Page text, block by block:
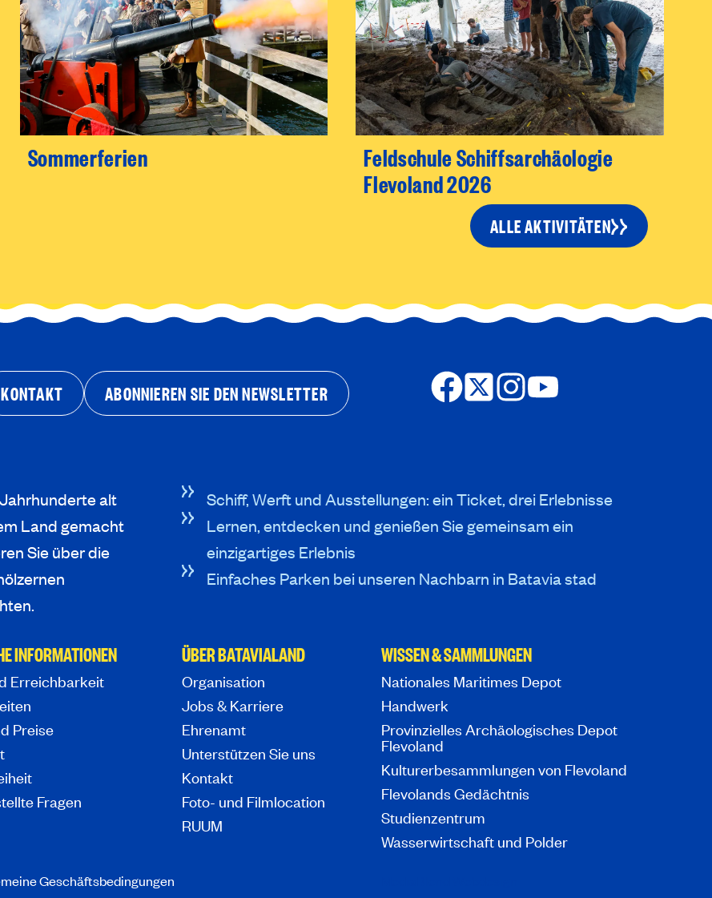
Sommerferien
Feldschule Schiffsarchäologie
Flevoland 2026
ALLE AKTIVITÄTEN
KONTAKT ABONNIEREN SIE DEN NEWSLETTER
alt
Land gemacht
Sie über die
Schiff, Werft und Ausstellungen: ein Ticket, drei Erlebnisse
Lernen, entdecken und genießen Sie gemeinsam ein
einzigartiges Erlebnis
Einfaches Parken bei unseren Nachbarn in Batavia stad
INFORMATIONEN
Erreichbarkeit
Preise
Fragen
ÜBER BATAVIALAND
Organisation
Jobs & Karriere
Ehrenamt
Unterstützen Sie uns
Kontakt
Foto- und Filmlocation
RUUM
WISSEN & SAMMLUNGEN
Nationales Maritimes Depot
Handwerk
Provinzielles Archäologisches Depot
Flevoland
Kulturerbesammlungen von Flevoland
Flevolands Gedächtnis
Studienzentrum
Wasserwirtschaft und Polder
Geschäftsbedingungen